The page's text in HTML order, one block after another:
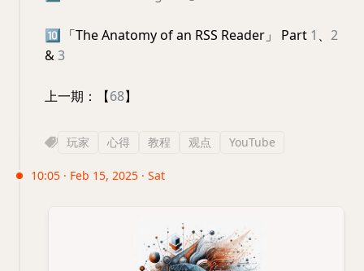
🔟 「The Anatomy of an RSS Reader」 Part 1 、 2
&3
上一期：【68】
玩家 心得 教程 观点 YouTube
10:05 · Feb 15, 2025 · Sat